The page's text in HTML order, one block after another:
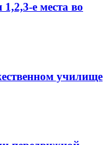
е места во
училище